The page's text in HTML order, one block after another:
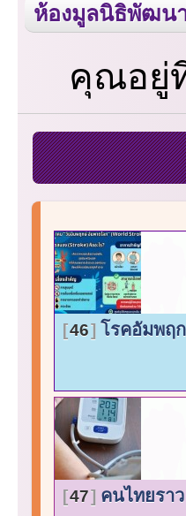
ห้องมูลนิธิพัฒน
คุณอยู่
46 โรคอัมพฤ
47 คนไทยรา